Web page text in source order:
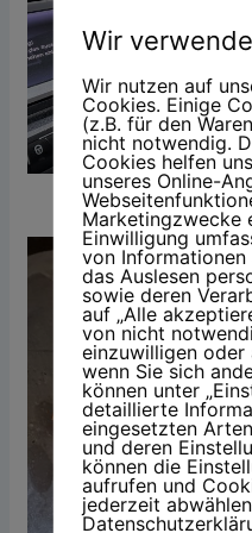
Zeit für die
Wir
Wir nutzen auf
Cookies. Einige
(z.B. für den
nicht notwendig.
Cookies helfen
unseres Online-
Marketingzwecke
Einwilligung
von Informationen
das Auslesen
sowie deren
auf „Alle
von nicht
einzuwilligen oder
wenn Sie sich
können unter
detaillierte
eingesetzten
und deren
können die
aufrufen und
jederzeit